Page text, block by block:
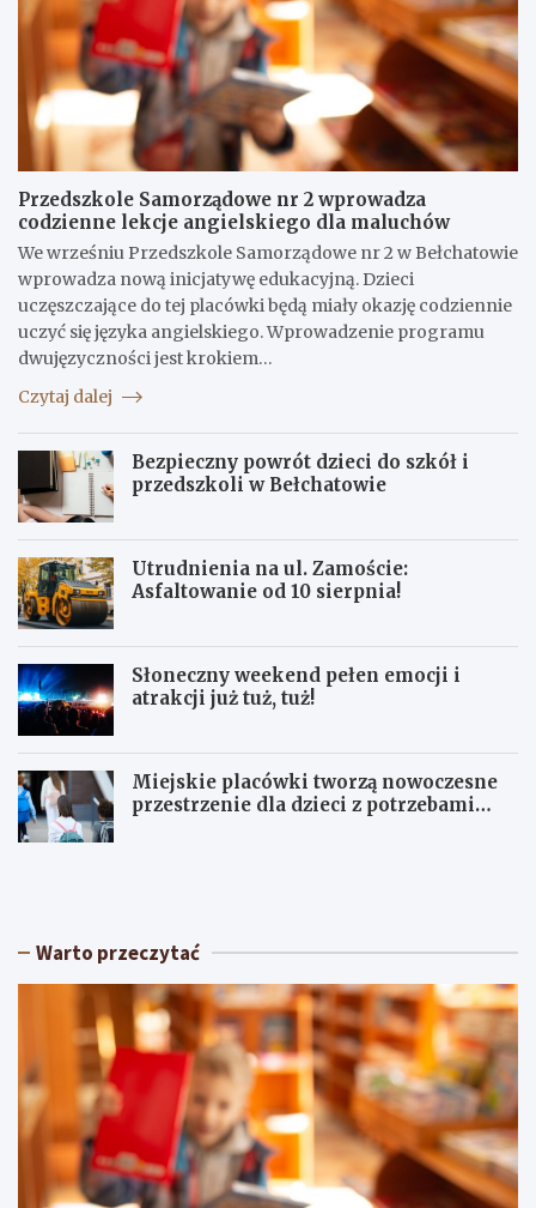
Przedszkole Samorządowe nr 2 wprowadza
codzienne lekcje angielskiego dla maluchów
We wrześniu Przedszkole Samorządowe nr 2 w Bełchatowie
wprowadza nową inicjatywę edukacyjną. Dzieci
uczęszczające do tej placówki będą miały okazję codziennie
uczyć się języka angielskiego. Wprowadzenie programu
dwujęzyczności jest krokiem…
Czytaj dalej
Bezpieczny powrót dzieci do szkół i
przedszkoli w Bełchatowie
Utrudnienia na ul. Zamoście:
Asfaltowanie od 10 sierpnia!
Słoneczny weekend pełen emocji i
atrakcji już tuż, tuż!
Miejskie placówki tworzą nowoczesne
przestrzenie dla dzieci z potrzebami
S
c
e
e
k
e
U
w
k
i
e
m
Warto przeczytać